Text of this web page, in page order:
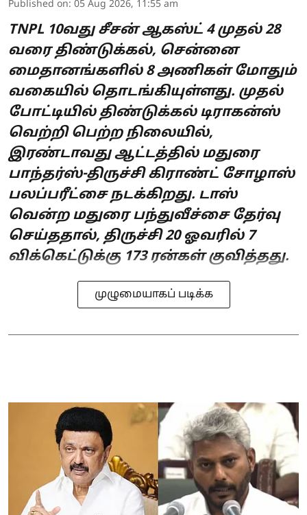
Published on: 05 Aug 2026, 11:55 am
TNPL 10வது சீசன் ஆகஸ்ட் 4 முதல் 28
வரை திண்டுக்கல், சென்னை
மைதானங்களில் 8 அணிகள் மோதும்
வகையில் தொடங்கியுள்ளது. முதல்
போட்டியில் திண்டுக்கல் டிராகன்ஸ்
வெற்றி பெற்ற நிலையில்,
இரண்டாவது ஆட்டத்தில் மதுரை
பாந்தர்ஸ்-திருச்சி கிராண்ட் சோழாஸ்
பலப்பரீட்சை நடக்கிறது. டாஸ்
வென்ற மதுரை பந்துவீச்சை தேர்வு
செய்ததால், திருச்சி 20 ஓவரில் 7
விக்கெட்டுக்கு 173 ரன்கள் குவித்தது.
முழுமையாகப் படிக்க